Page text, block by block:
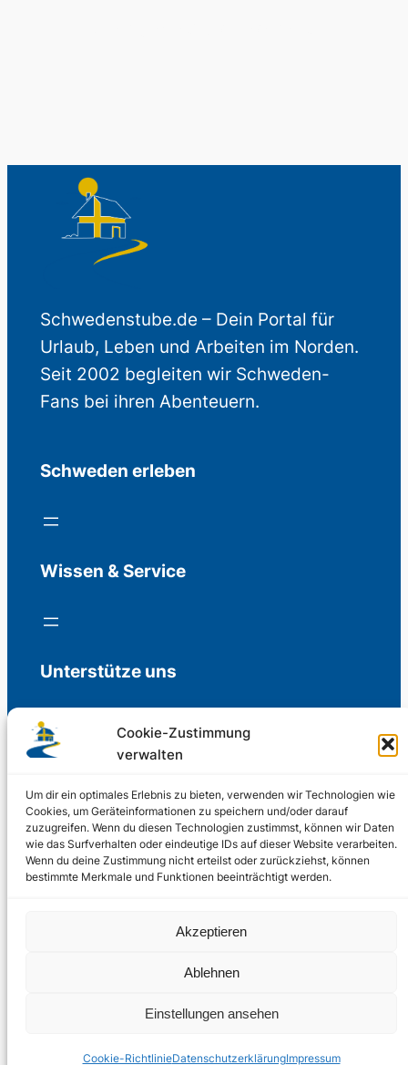
Cookie-Zustimmung
verwalten
Um dir ein optimales Erlebnis zu bieten, verwenden wir Technologien wie
Cookies, um Geräteinformationen zu speichern und/oder darauf
zuzugreifen. Wenn du diesen Technologien zustimmst, können wir Daten
wie das Surfverhalten oder eindeutige IDs auf dieser Website verarbeiten.
Wenn du deine Zustimmung nicht erteilst oder zurückziehst, können
bestimmte Merkmale und Funktionen beeinträchtigt werden.
Akzeptieren
Ablehnen
Einstellungen ansehen
Cookie-RichtlinieDatenschutzerklärungImpressum
Schwedenstube.de – Dein Portal für
Urlaub, Leben und Arbeiten im Norden.
Seit 2002 begleiten wir Schweden-
Fans bei ihren Abenteuern.
Schweden erleben
Wissen & Service
Unterstütze uns
Freiwillige Spenden für die Aufrechterhaltung
Support us
© 2002 – 2026